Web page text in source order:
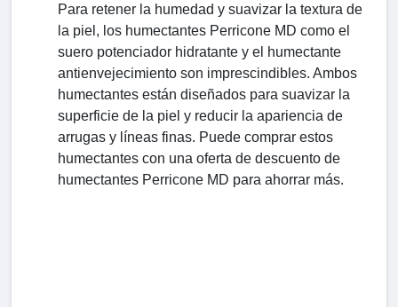
Para retener la humedad y suavizar la textura de
la piel, los humectantes Perricone MD como el
suero potenciador hidratante y el humectante
antienvejecimiento son imprescindibles. Ambos
humectantes están diseñados para suavizar la
superficie de la piel y reducir la apariencia de
arrugas y líneas finas. Puede comprar estos
humectantes con una oferta de descuento de
humectantes Perricone MD para ahorrar más.